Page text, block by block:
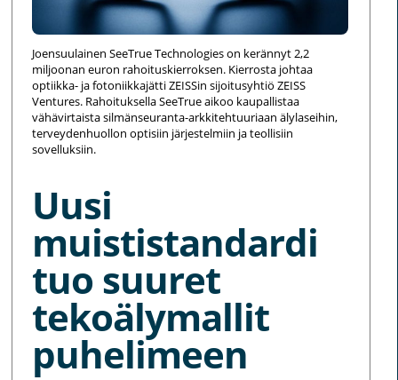
Joensuulainen SeeTrue Technologies on kerännyt 2,2
miljoonan euron rahoituskierroksen. Kierrosta johtaa
optiikka- ja fotoniikkajätti ZEISSin sijoitusyhtiö ZEISS
Ventures. Rahoituksella SeeTrue aikoo kaupallistaa
vähävirtaista silmänseuranta-arkkitehtuuriaan älylaseihin,
terveydenhuollon optisiin järjestelmiin ja teollisiin
sovelluksiin.
Uusi
muististandardi
tuo suuret
tekoälymallit
puhelimeen